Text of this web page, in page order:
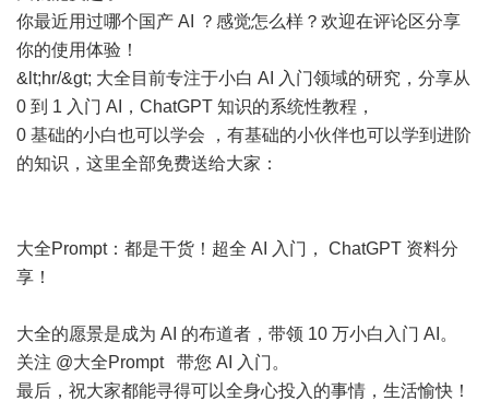
你最近用过哪个国产 AI ？感觉怎么样？欢迎在评论区分享
你的使用体验！
&lt;hr/&gt; 大全目前专注于小白 AI 入门领域的研究，分享从
0 到 1 入门 AI，ChatGPT 知识的系统性教程，
0 基础的小白也可以学会 ，有基础的小伙伴也可以学到进阶
的知识，这里全部免费送给大家：
大全Prompt：都是干货！超全 AI 入门， ChatGPT 资料分
享！
大全的愿景是成为 AI 的布道者，带领 10 万小白入门 AI。
关注 @大全Prompt 带您 AI 入门。
最后，祝大家都能寻得可以全身心投入的事情，生活愉快！